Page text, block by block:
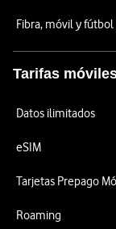
Fibra, móvil y fútbol
Tarifas
Datos ilimitados
eSIM
Tarjetas Prepago
Roaming